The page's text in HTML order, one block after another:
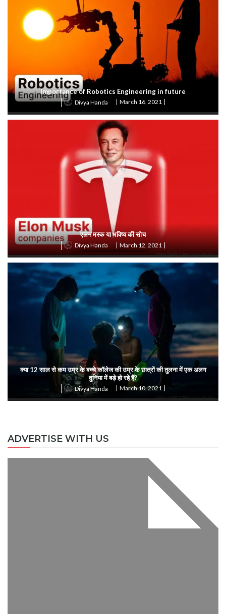
Importance of Robotics Engineering in future
Divya Handa March 16, 2021
एलन मस्क या भविष्य की सोच
Divya Handa March 12, 2021
क्या 12 साल से कम उम्र के बच्चे कॉलेज की उम्र के छात्रों की तुलना में एक अलग
दुनिया में बड़े हो रहे हैं?
Divya Handa March 10, 2021
ADVERTISE WITH US